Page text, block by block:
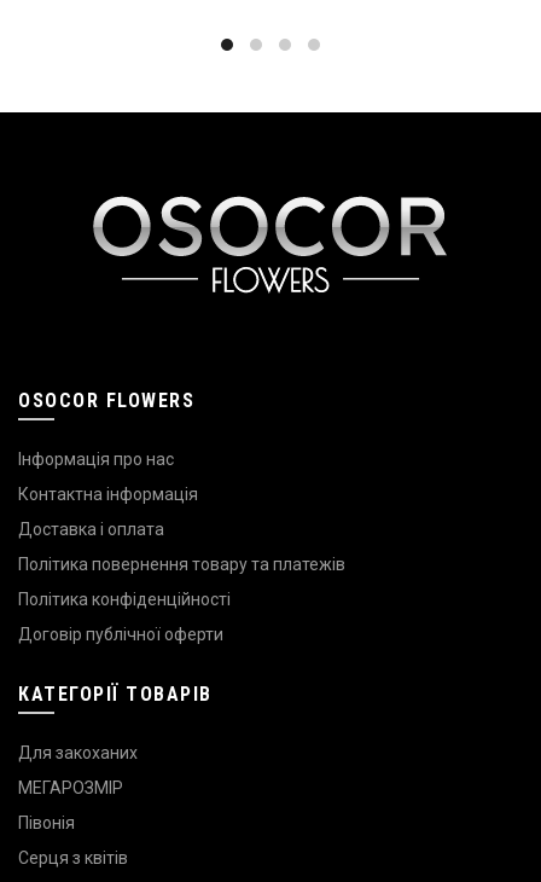
OSOCOR FLOWERS
Інформація про нас
Контактна інформація
Доставка і оплата
Політика повернення товару та платежів
Політика конфіденційності
Договір публічної оферти
КАТЕГОРІЇ ТОВАРІВ
Для закоханих
МЕГАРОЗМІР
Півонія
Серця з квітів